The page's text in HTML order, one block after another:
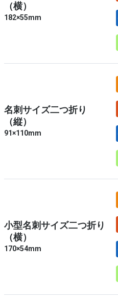
（横）
182×55mm
名刺サイズ二つ折り
（縦）
91×110mm
小型名刺サイズ二つ折り
（横）
170×54mm